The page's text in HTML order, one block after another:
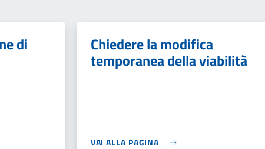
di Chiedere la modifica
temporanea della viabilità
VAI ALLA PAGINA